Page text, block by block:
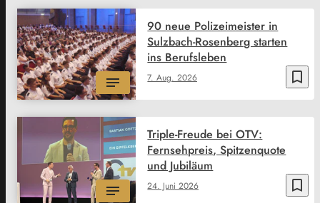
bookmark_border
7. Aug. 2026
90 neue Polizeimeister in
Sulzbach-Rosenberg starten
ins Berufsleben
bookmark_border
24. Juni 2026
Triple-Freude bei OTV:
Fernsehpreis, Spitzenquote
und Jubiläum